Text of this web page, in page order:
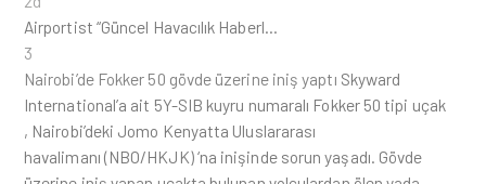
Airportist “Güncel Havacılık Haberl…
3
Nairobi’de Fokker 50 gövde üzerine iniş yaptı Skyward
International’a ait 5Y-SIB kuyru numaralı Fokker 50 tipi uçak
, Nairobi’deki Jomo Kenyatta Uluslararası
havalimanı (NBO/HKJK) ‘na inişinde sorun yaşadı. Gövde